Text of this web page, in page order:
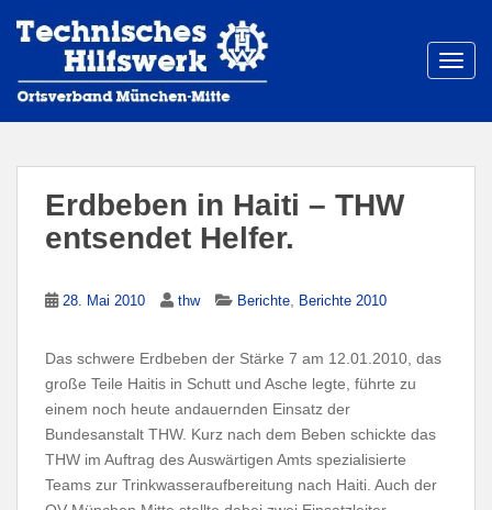
Erdbeben in Haiti – THW
entsendet Helfer.
28. Mai 2010 thw Berichte Berichte 2010
Das schwere Erdbeben der Stärke 7 am 12.01.2010, das
große Teile Haitis in Schutt und Asche legte, führte zu
einem noch heute andauernden Einsatz der
Bundesanstalt THW. Kurz nach dem Beben schickte das
THW im Auftrag des Auswärtigen Amts spezialisierte
Teams zur Trinkwasseraufbereitung nach Haiti. Auch der